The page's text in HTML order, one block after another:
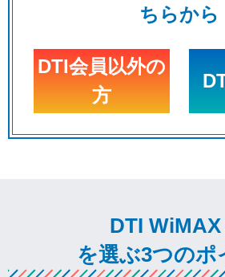
ちらから
DTI会員以外の
方
DTI WiMAX
を選ぶ3つのポ